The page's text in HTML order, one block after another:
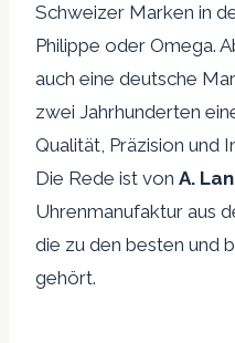
Schweizer Marken in
Philippe oder Omega.
auch eine deutsche
zwei Jahrhunderten
Qualität, Präzision und
Die Rede ist von A.
Uhrenmanufaktur aus
die zu den besten und
gehört.